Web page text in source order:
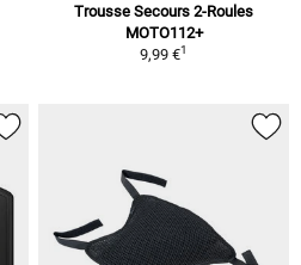
Trousse Secours 2-Roules
MOTO112+
9,99 €1